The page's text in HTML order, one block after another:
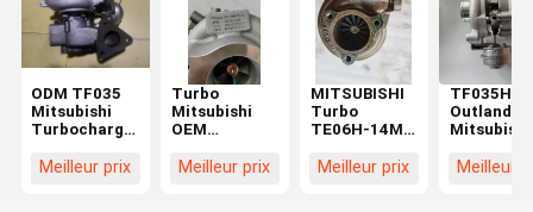
ODM TF035
Mitsubishi
Turbocharger
49335-02202
Meilleur prix
Turbo
Mitsubishi
OEM
49335-01410
Meilleur prix
MITSUBISHI
Turbo
TE06H-14M
Moteur
Meilleur prix
TF035HL
Outlander
Mitsubishi
2.2 DI-
Meilleur